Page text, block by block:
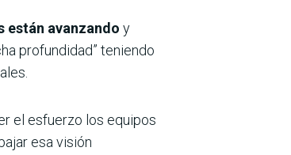
están avanzando y
profundidad” teniendo
el esfuerzo los equipos
esa visión